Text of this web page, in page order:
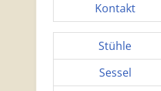
Kontakt
Stühle
Sessel